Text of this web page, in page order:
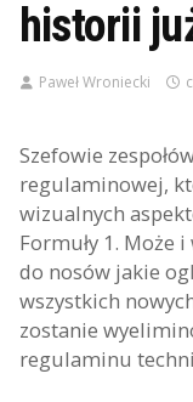
historii
Paweł Wroniecki
Szefowie
regulaminowej,
wizualnych
Formuły 1. Może
do nosów jakie
wszystkich
zostanie
regulaminu